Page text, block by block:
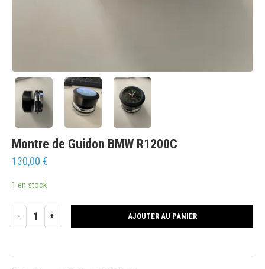
Montre de Guidon BMW R1200C
130,00 €
1 en stock
AJOUTER AU PANIER